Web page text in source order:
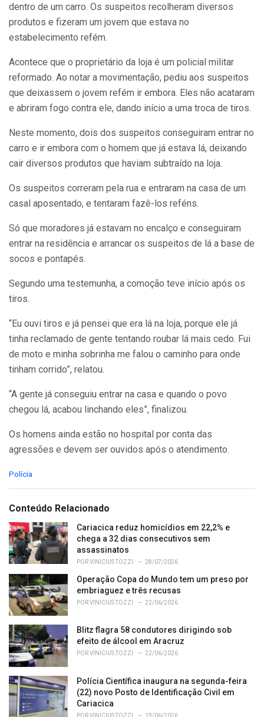
dentro de um carro. Os suspeitos recolheram diversos
produtos e fizeram um jovem que estava no
estabelecimento refém.
Acontece que o proprietário da loja é um policial militar
reformado. Ao notar a movimentação, pediu aos suspeitos
que deixassem o jovem refém ir embora. Eles não acataram
e abriram fogo contra ele, dando início a uma troca de tiros.
Neste momento, dois dos suspeitos conseguiram entrar no
carro e ir embora com o homem que já estava lá, deixando
cair diversos produtos que haviam subtraído na loja.
Os suspeitos correram pela rua e entraram na casa de um
casal aposentado, e tentaram fazê-los reféns.
Só que moradores já estavam no encalço e conseguiram
entrar na residência e arrancar os suspeitos de lá a base de
socos e pontapés.
Segundo uma testemunha, a comoção teve início após os
tiros.
“Eu ouvi tiros e já pensei que era lá na loja, porque ele já
tinha reclamado de gente tentando roubar lá mais cedo. Fui
de moto e minha sobrinha me falou o caminho para onde
tinham corrido”, relatou.
“A gente já conseguiu entrar na casa e quando o povo
chegou lá, acabou linchando eles”, finalizou.
Os homens ainda estão no hospital por conta das
agressões e devem ser ouvidos após o atendimento.
C
e
o
r
i
e
:
Polícia
Conteúdo Relacionado
Cariacica reduz homicídios em 22,2% e
chega a 32 dias consecutivos sem
assassinatos
PORVINICIUS TOZZI 28/07/2026
Operação Copa do Mundo tem um preso por
embriaguez e três recusas
PORVINICIUS TOZZI 22/06/2026
Blitz flagra 58 condutores dirigindo sob
efeito de álcool em Aracruz
PORVINICIUS TOZZI 22/06/2026
Polícia Científica inaugura na segunda-feira
(22) novo Posto de Identificação Civil em
Cariacica
PORVINICIUS TOZZI 19/06/2026